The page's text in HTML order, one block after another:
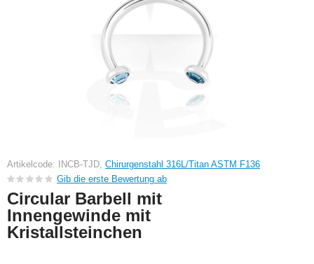
Artikelcode: INCB-TJD, Chirurgenstahl 316L/Titan ASTM F136
Gib die erste Bewertung ab
Circular Barbell mit
Innengewinde mit
Kristallsteinchen